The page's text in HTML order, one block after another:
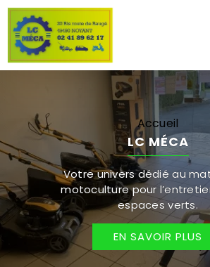
Passer
contenu
Accueil
LC MÉCA
Votre univers dédié au
motoculture pour
espaces verts.
EN SAVOIR PLUS